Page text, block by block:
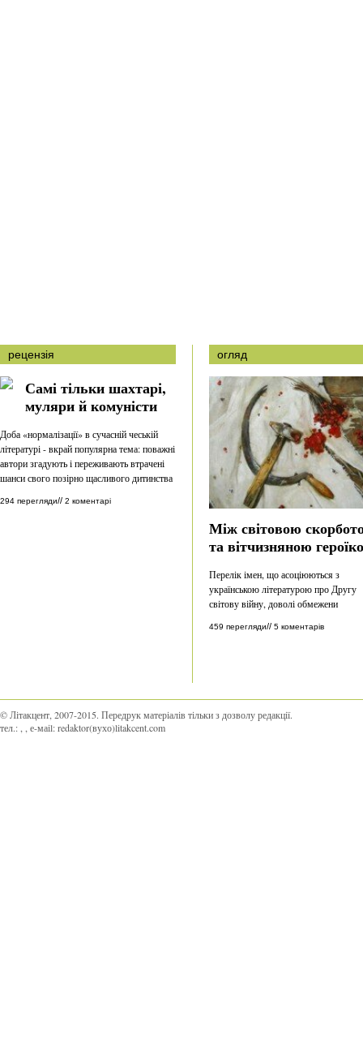
рецензія
Самі тільки шахтарі,
муляри й комуністи
Доба «нормалізації» в сучасній чеській
літературі - вкрай популярна тема: поважні
автори згадують і переживають втрачені
шанси свого позірно щасливого дитинства
294 перегляди// 2 коментарі
огляд
Між світовою
та вітчизняною
Перелік імен, що асоціюються з
українською літературою про Другу
світову війну, доволі обмежени
459 перегляди// 5 коментарів
© Літакцент, 2007-2015. Передрук матеріалів тільки з дозволу редакції.
тел.:
, е-маіl:redaktor(вухо)litakcent.com